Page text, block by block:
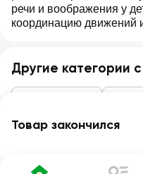
речи и воображения у
координацию движений
Другие категории
Товар закончился